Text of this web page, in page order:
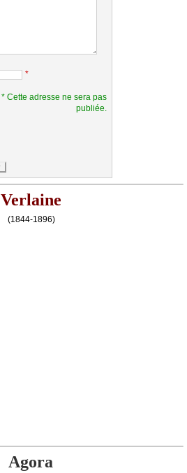
*
* Cette adresse ne sera pas
publiée.
Verlaine
(1844-1896)
Agora